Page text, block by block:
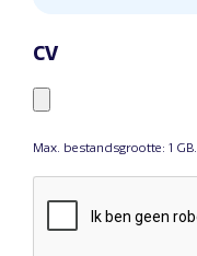
CV
Max. bestandsgrootte: 1 GB.